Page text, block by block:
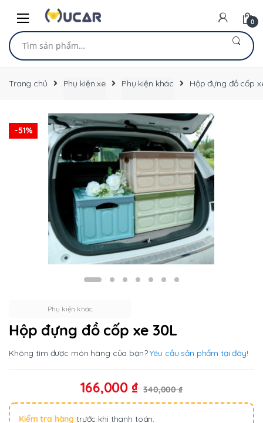
navigation
content
0
Tìm
kiếm:
Trang chủ Phụ kiện xe Phụ kiện khác Hộp đựng đồ cốp
-51%
Phụ kiện khác
Hộp đựng đồ cốp xe 30L
Không tìm được món hàng của bạn?Yêu cầu sản phẩm tại đây!
166,000 ₫ 340,000₫
Kiểm tra hàng trước khi thanh toán.